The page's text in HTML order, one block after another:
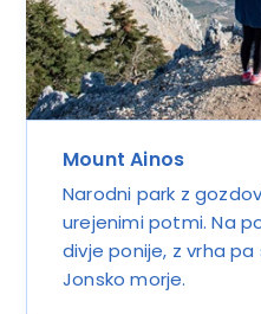
Mount Ainos
Narodni park z
urejenimi potmi. Na
divje ponije, z vrha
Jonsko morje.